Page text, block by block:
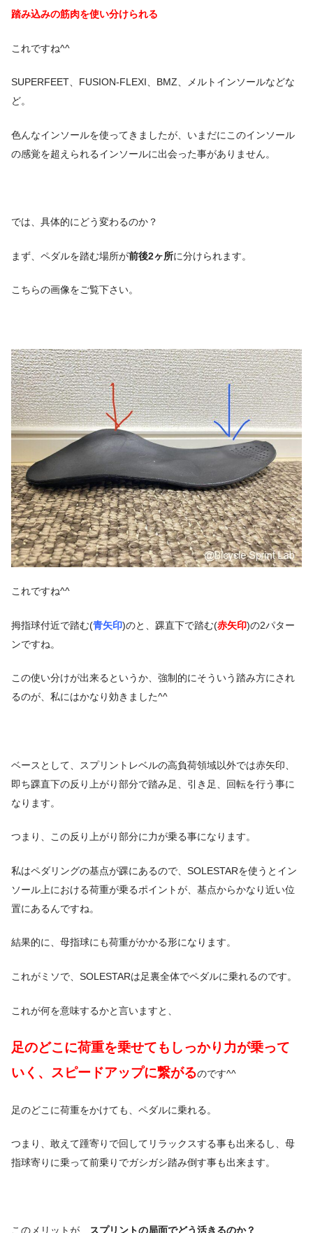
踏み込みの筋肉を使い分けられる
これですね^^
SUPERFEET、FUSION-FLEXI、BMZ、メルトインソールなどな
ど。
色んなインソールを使ってきましたが、いまだにこのインソール
の感覚を超えられるインソールに出会った事がありません。
では、具体的にどう変わるのか？
まず、ペダルを踏む場所が前後2ヶ所に分けられます。
こちらの画像をご覧下さい。
これですね^^
拇指球付近で踏む(青矢印)のと、踝直下で踏む(赤矢印)の2パター
ンですね。
この使い分けが出来るというか、強制的にそういう踏み方にされ
るのが、私にはかなり効きました^^
ベースとして、スプリントレベルの高負荷領域以外では赤矢印、
即ち踝直下の反り上がり部分で踏み足、引き足、回転を行う事に
なります。
つまり、この反り上がり部分に力が乗る事になります。
私はペダリングの基点が踝にあるので、SOLESTARを使うとイン
ソール上における荷重が乗るポイントが、基点からかなり近い位
置にあるんですね。
結果的に、母指球にも荷重がかかる形になります。
これがミソで、SOLESTARは足裏全体でペダルに乗れるのです。
これが何を意味するかと言いますと、
足のどこに荷重を乗せてもしっかり力が乗って
いく、スピードアップに繋がるのです^^
足のどこに荷重をかけても、ペダルに乗れる。
つまり、敢えて踵寄りで回してリラックスする事も出来るし、母
指球寄りに乗って前乗りでガシガシ踏み倒す事も出来ます。
このメリットが、 スプリントの局面でどう活きるのか？